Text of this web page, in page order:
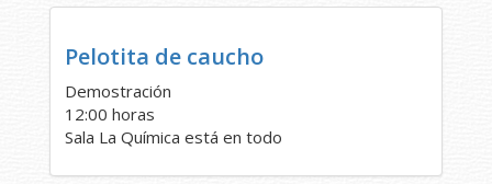
Pelotita de caucho
Demostración
12:00 horas
Sala La Química está en todo